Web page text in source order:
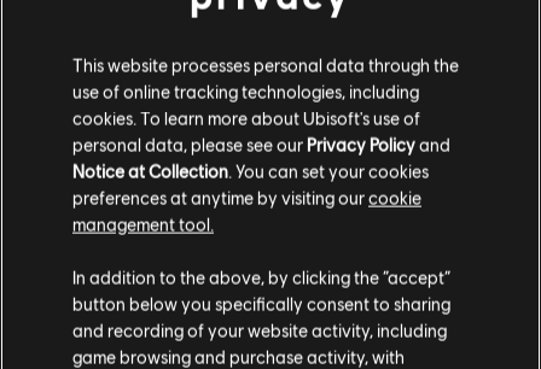
This website processes personal data through the
use of online tracking technologies, including
cookies. To learn more about Ubisoft's use of
personal data, please see our Privacy Policyand
Notice at Collection . You can set your cookies
preferences at anytime by visiting ourcookie
management tool.
In addition to the above, by clicking the “accept”
button below you specifically consent to sharing
and recording of your website activity, including
game browsing and purchase activity, with